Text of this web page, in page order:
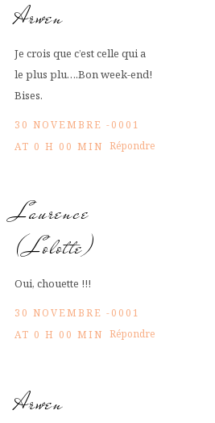
Arwen
Je crois que c’est celle qui a
le plus plu….Bon week-end!
Bises.
30 NOVEMBRE -0001
AT 0 H 00 MIN Répondre
Laurence
(Lolotte)
Oui, chouette !!!
30 NOVEMBRE -0001
AT 0 H 00 MIN Répondre
Arwen